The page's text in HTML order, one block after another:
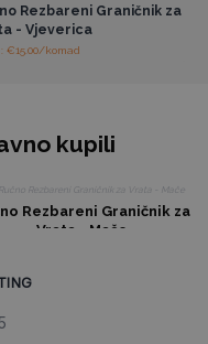
Rezbareni Graničnik za
- Vjeverica
: €15.00/komad
kupili
Rezbareni Graničnik za
Vrata - Mače